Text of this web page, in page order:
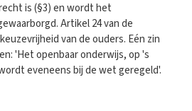
is (§3) en wordt het
Artikel 24 van de
van de ouders. Eén zin
'Het openbaar onderwijs, op 's
eveneens bij de wet geregeld'.